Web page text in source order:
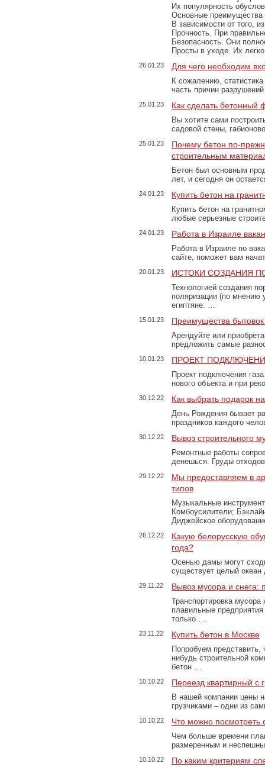
Их популярность
Основные преимущества
В зависимости от того,
Прочность. При
Безопасность. Они
Просты в уходе. Их
26.01.23 Для чего необходим
К сожалению,
часть причин
25.01.23 Как сделать бетонный
Вы хотите сами
садовой стены,
25.01.23
Почему бетон по-
строительным
Бетон был основным
лет, и сегодня он
24.01.23 Купить бетон на
Купить бетон на
любые серьезные
24.01.23 Работа в Израиле
Работа в Израиле по
сайте, поможет вам
20.01.23 ИСТОКИ СОЗДАНИЯ
Технологией создания
поляризации (по
египтяне. …
15.01.23 Преимущества
Арендуйте или
предложить самые
10.01.23 ПРОЕКТ
Проект подключения
нового объекта и при
30.12.22 Как выбрать подарок
День Рождения бывает
праздников каждого
30.12.22 Вывоз строительного
Ремонтные работы
денешься. Груды
29.12.22
Мы предоставляем в
типов
Музыкальные
Комбоусилители;
Диджейское
26.12.22
Какую белорусскую
года?
Осенью дамы могут
существует целый
29.11.22 Вывоз мусора и
Транспортировка
плавильные
только …
23.11.22 Купить бетон в Москве
Попробуем представить,
нибудь строительной
бетон …
10.10.22 Переезд квартирный с
В нашей компании цены
грузчиками – одни из
10.10.22 Что можно посмотреть
Чем больше времени
размеренным и
10.10.22 По каким критериям